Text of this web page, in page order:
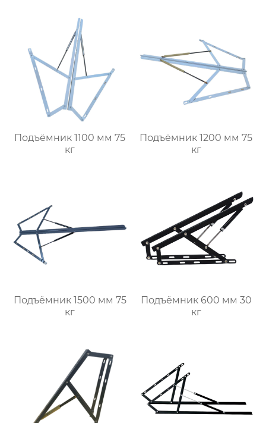
Подъёмник 1100 мм 75
кг
Подъёмник 1200 мм 75
кг
Подъёмник 1500 мм 75
кг
Подъёмник 600 мм 30
кг